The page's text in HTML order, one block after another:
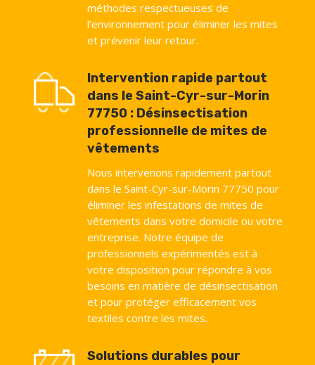
méthodes respectueuses de
l’environnement pour éliminer les mites
et prévenir leur retour.
Intervention rapide partout
dans le Saint-Cyr-sur-Morin
77750 : Désinsectisation
professionnelle de mites de
vêtements
Nous intervenons rapidement partout
dans le Saint-Cyr-sur-Morin 77750 pour
éliminer les infestations de mites de
vêtements dans votre domicile ou votre
entreprise. Notre équipe de
professionnels expérimentés est à
votre disposition pour répondre à vos
besoins en matière de désinsectisation
et pour protéger efficacement vos
textiles contre les mites.
Solutions durables pour